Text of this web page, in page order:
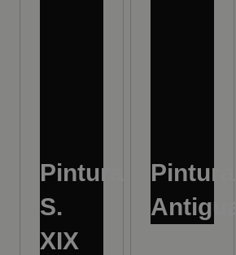
Pintura
S.
XIX
Pintura
Antigua